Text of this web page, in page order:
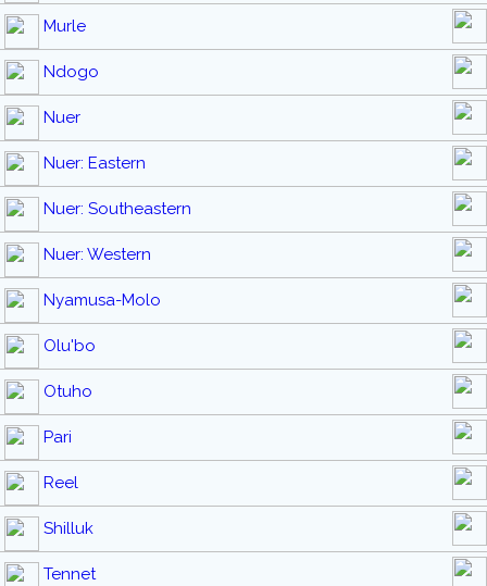
Murle
Ndogo
Nuer
Nuer: Eastern
Nuer: Southeastern
Nuer: Western
Nyamusa-Molo
Olu'bo
Otuho
Pari
Reel
Shilluk
Tennet